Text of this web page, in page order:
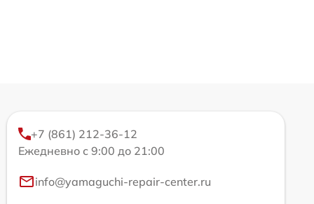
+7 (861) 212-36-12
Ежедневно с 9:00 до 21:00
info@yamaguchi-repair-center.ru